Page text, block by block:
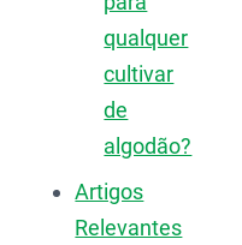
qualquer
cultivar
de
algodão?
Artigos
Relevantes